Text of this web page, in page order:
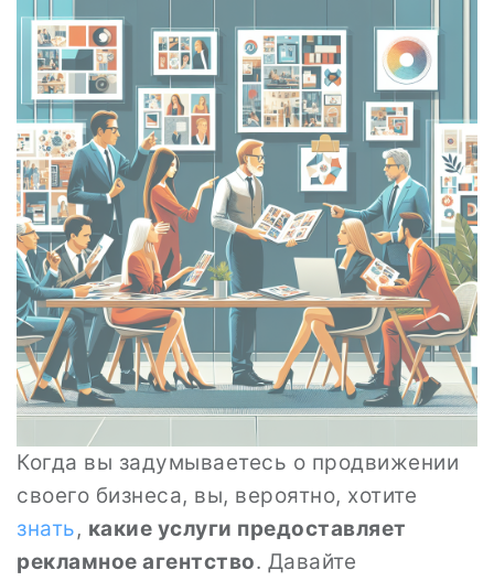
Когда вы задумываетесь о продвижении
своего бизнеса, вы, вероятно, хотите
знать, какие услуги предоставляет
рекламное агентство. Давайте